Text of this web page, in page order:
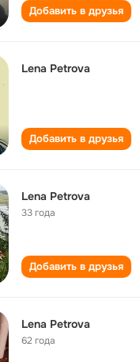
Добавить в друзья
Lena Petrova
Добавить в друзья
Lena Petrova
33 года
Добавить в друзья
Lena Petrova
62 года